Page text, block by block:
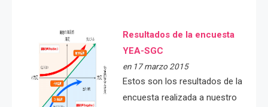
Resultados de la encuesta
YEA-SGC
en 17 marzo 2015
Estos son los resultados de la
encuesta realizada a nuestro